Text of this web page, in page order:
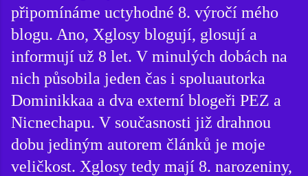
připomínáme uctyhodné 8. výročí mého
blogu. Ano, Xglosy blogují, glosují a
informují už 8 let. V minulých dobách na
nich působila jeden čas i spoluautorka
Dominikkaa a dva externí blogeři PEZ a
Nicnechapu. V současnosti již drahnou
dobu jediným autorem článků je moje
veličkost. Xglosy tedy mají 8. narozeniny,